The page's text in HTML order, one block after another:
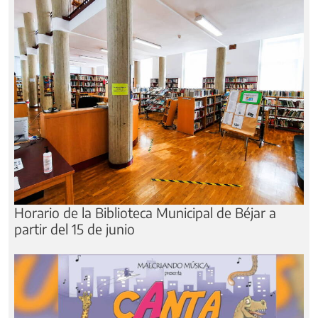
Horario de la Biblioteca Municipal de Béjar a
partir del 15 de junio